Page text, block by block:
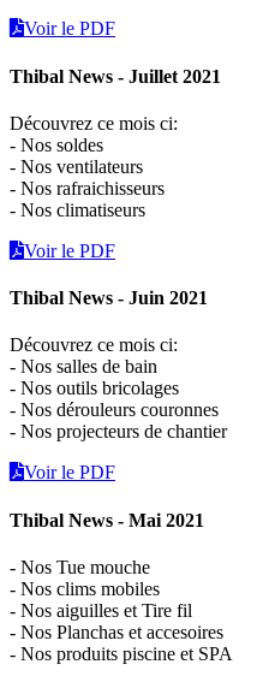
Voir le PDF
Thibal News - Juillet 2021
Découvrez ce mois ci:
- Nos soldes
- Nos ventilateurs
- Nos rafraichisseurs
- Nos climatiseurs
Voir le PDF
Thibal News - Juin 2021
Découvrez ce mois ci:
- Nos salles de bain
- Nos outils bricolages
- Nos dérouleurs couronnes
- Nos projecteurs de chantier
Voir le PDF
Thibal News - Mai 2021
- Nos Tue mouche
- Nos clims mobiles
- Nos aiguilles et Tire fil
- Nos Planchas et accesoires
- Nos produits piscine et SPA